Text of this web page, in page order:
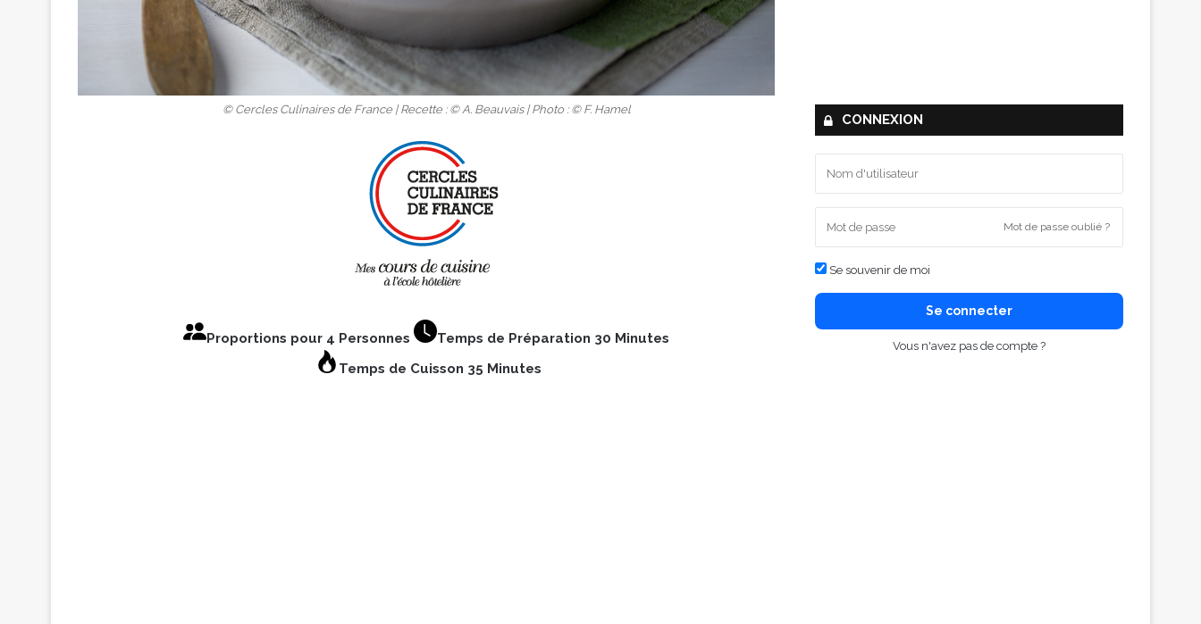
© Cercles Culinaires de France | Recette : © A. Beauvais | Photo : © F. Hamel
Proportions pour 4 Personnes
Temps de Préparation 30 Minutes
Temps de Cuisson 35 Minutes
CONNEXION
Mot de passe oublié ?
Se souvenir de moi
Se connecter
Vous n'avez pas de compte ?